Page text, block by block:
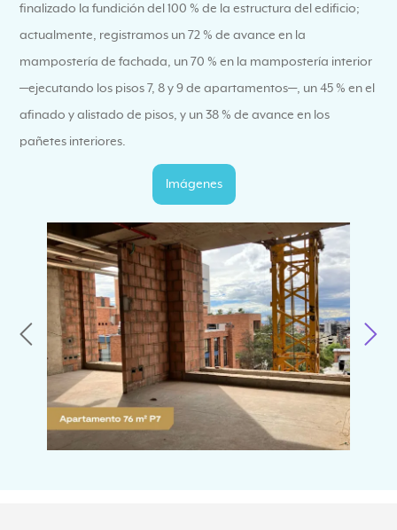
finalizado la fundición del 100 % de la estructura del edificio;
actualmente, registramos un 72 % de avance en la
mampostería de fachada, un 70 % en la mampostería interior
—ejecutando los pisos 7, 8 y 9 de apartamentos—, un 45 % en el
afinado y alistado de pisos, y un 38 % de avance en los
pañetes interiores.
Imágenes